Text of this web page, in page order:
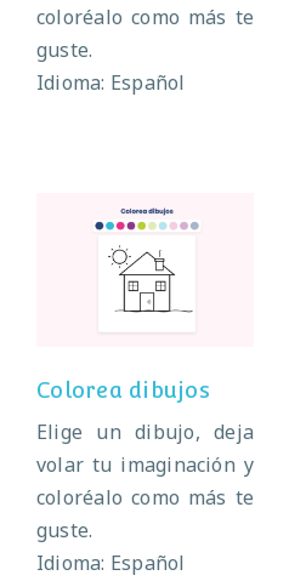
coloréalo como más te
guste.
Idioma: Español
Colorea dibujos
Colorea dibujos
Elige un dibujo, deja
volar tu imaginación y
coloréalo como más te
guste.
Idioma: Español